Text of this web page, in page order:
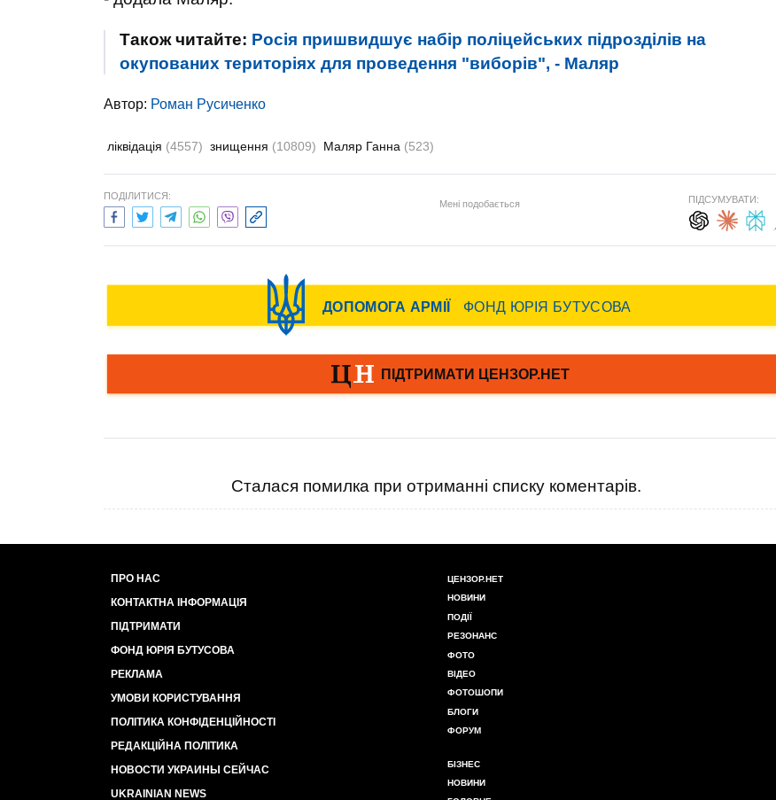
Також читайте: Росія пришвидшує набір поліцейських підрозділів на
окупованих територіях для проведення "виборів", - Маляр
Автор: Роман Русиченко
ліквідація (4557) знищення (10809) Маляр Ганна (523)
ПОДІЛИТИСЯ:
Мені подобається ПІДСУМУВАТИ:
Сталася помилка при отриманні списку коментарів.
ПРО НАС
КОНТАКТНА ІНФОРМАЦІЯ
ПІДТРИМАТИ
ФОНД ЮРІЯ БУТУСОВА
РЕКЛАМА
УМОВИ КОРИСТУВАННЯ
ПОЛІТИКА КОНФІДЕНЦІЙНОСТІ
РЕДАКЦІЙНА ПОЛІТИКА
НОВОСТИ УКРАИНЫ СЕЙЧАС
UKRAINIAN NEWS
ЦЕНЗОР.НЕТ
НОВИНИ
ПОДІЇ
РЕЗОНАНС
ФОТО
ВІДЕО
ФОТОШОПИ
БЛОГИ
ФОРУМ
БІЗНЕС
НОВИНИ